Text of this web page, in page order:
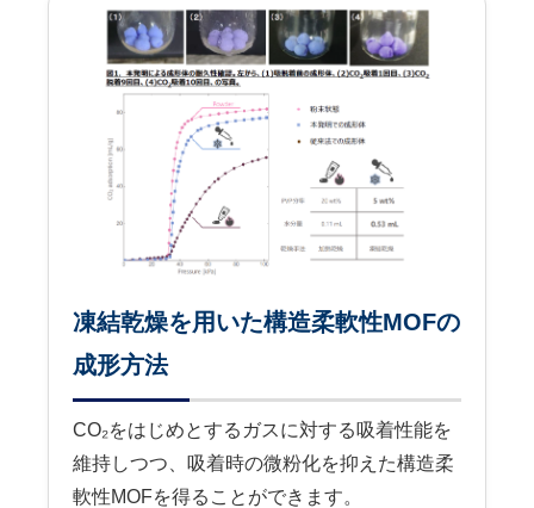
凍結乾燥を用いた構造柔軟性MOFの
成形方法
CO₂をはじめとするガスに対する吸着性能を
維持しつつ、吸着時の微粉化を抑えた構造柔
軟性MOFを得ることができます。